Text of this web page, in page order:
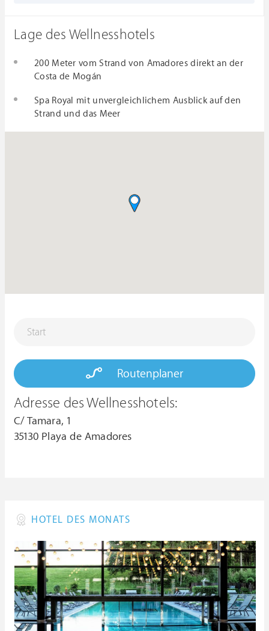
Lage des Wellnesshotels
200 Meter vom Strand von Amadores direkt an der
Costa de Mogán
Spa Royal mit unvergleichlichem Ausblick auf den
Strand und das Meer
Routenplaner
Adresse des Wellnesshotels:
C/ Tamara, 1
35130 Playa de Amadores
HOTEL DES MONATS